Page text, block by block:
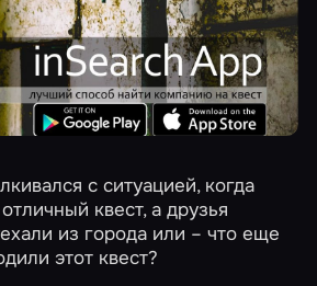
с ситуацией, когда
квест, а друзья
из города или – что еще
этот квест?